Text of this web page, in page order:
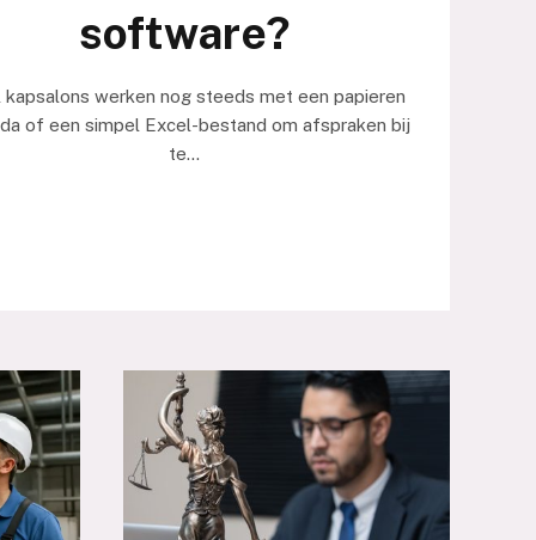
software?
kapsalons werken nog steeds met een papieren
of een simpel Excel-bestand om afspraken bij
te…